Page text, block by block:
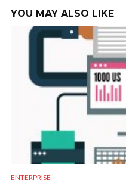
YOU MAY ALSO LIKE
ENTERPRISE